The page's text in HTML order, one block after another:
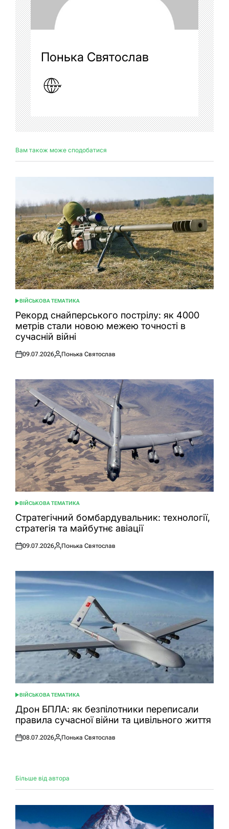
Понька Святослав
Вам також може сподобатися
ОПУБЛІКУВАТИ
У
ВІЙСЬКОВА ТЕМАТИКА
Рекорд снайперського пострілу: як 4000
метрів стали новою межею точності в
сучасній війні
Оприлюднено
09.07.2026
Опубліковано
Понька Святослав
ОПУБЛІКУВАТИ
У
ВІЙСЬКОВА ТЕМАТИКА
Стратегічний бомбардувальник: технології,
стратегія та майбутнє авіації
Оприлюднено
09.07.2026
Опубліковано
Понька Святослав
ОПУБЛІКУВАТИ
У
ВІЙСЬКОВА ТЕМАТИКА
Дрон БПЛА: як безпілотники переписали
правила сучасної війни та цивільного життя
Оприлюднено
08.07.2026
Опубліковано
Понька Святослав
Більше від автора